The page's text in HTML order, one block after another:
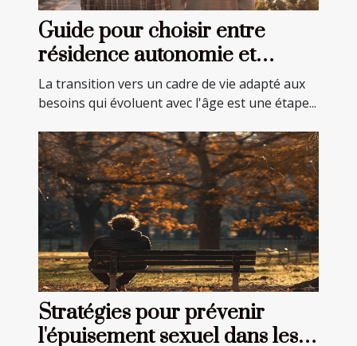
Guide pour choisir entre
résidence autonomie et
EHPAD pour seniors
La transition vers un cadre de vie adapté aux
besoins qui évoluent avec l'âge est une étape...
Stratégies pour prévenir
l'épuisement sexuel dans les